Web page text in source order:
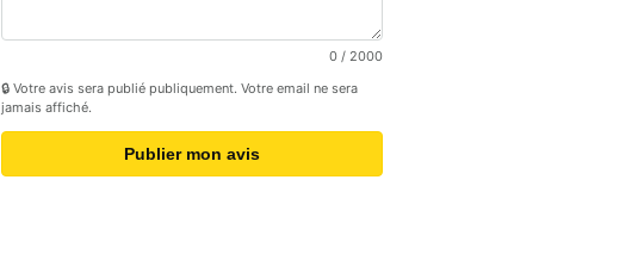
0 / 2000
🔒 Votre avis sera publié publiquement. Votre email ne sera
jamais affiché.
Publier mon avis